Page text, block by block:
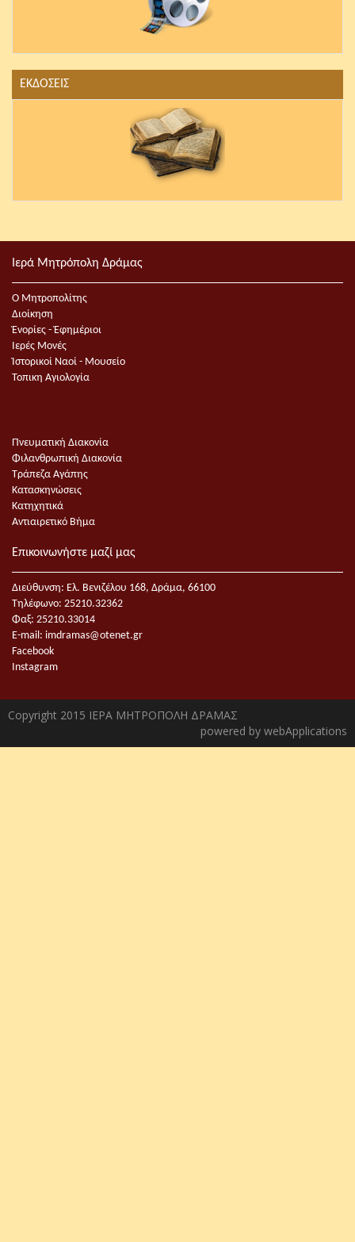
ΕΚΔΟΣΕΙΣ
Ιερά Μητρόπολη Δράμας
Ο Μητροπολίτης
Διοίκηση
Ἐνορίες - Ἐφημέριοι
Ιερές Μονές
Ἱστορικοί Ναοί - Μουσείο
Τοπικη Αγιολογία
Πνευματική Διακονία
Φιλανθρωπική Διακονία
Τράπεζα Αγάπης
Κατασκηνώσεις
Κατηχητικά
Αντιαιρετικό Βήμα
Επικοινωνήστε μαζί μας
Διεύθυνση: Ελ. Βενιζέλου 168, Δράμα, 66100
Τηλέφωνο: 25210.32362
Φαξ: 25210.33014
E-mail: imdramas@otenet.gr
Facebook
Instagram
Copyright 2015 ΙΕΡΑ ΜΗΤΡΟΠΟΛΗ ΔΡΑΜΑΣ
powered by webApplications